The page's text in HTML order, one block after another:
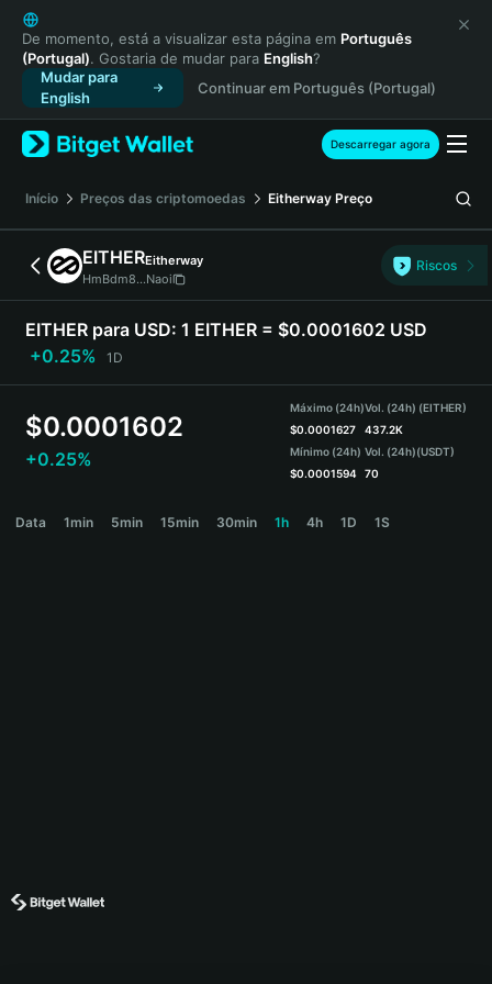
English
日本語
Tiếng Việt
Русский
Español (Latinoamérica)
Türkçe
Français
Deutsch
简体中文
繁體中文
Português (Portugal)
Bahasa Indonesia
ภาษาไทย
हिन्दी
Español
Português (Brasil)
De momento, está a visualizar esta página em Português
(Portugal). Gostaria de mudar para English?
Mudar para
English
Continuar em Português (Portugal)
Descarregar agora
Início Preços das criptomoedas Eitherway Preço
EITHEREitherway
HmBdm8...Naoi
Riscos
EITHER para USD: 1 EITHER = $0.0001602 USD
+0.25%
1D
$0.0001602
+0.25%
Máximo (24h)
$0.0001627
Mínimo (24h)
$0.0001594
Vol. (24h) (EITHER)
437.2K
Vol. (24h)(USDT)
70
Data 1min 5min 15min 30min 1h 4h 1D 1S